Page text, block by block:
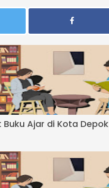
Ajar di Kota Depok